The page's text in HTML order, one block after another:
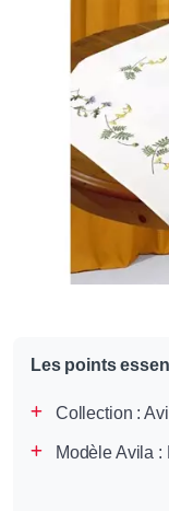
Les points
Collection :
Modèle Avila :